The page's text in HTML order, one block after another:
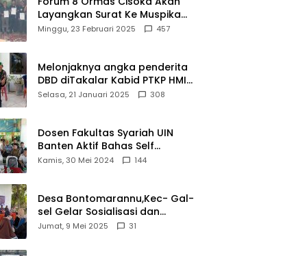
Layangkan Surat Ke Muspika
Atas Adanya Kantor Matel di
Minggu, 23 Februari 2025 457
Melonjaknya angka penderita
DBD diTakalar Kabid PTKP HMI
Cab.Takalar angkat bicara
Selasa, 21 Januari 2025 308
Dosen Fakultas Syariah UIN
Banten Aktif Bahas Self
Declare Halal dalam Forum
Kamis, 30 Mei 2024 144
Desa Bontomarannu,Kec- Gal-
sel Gelar Sosialisasi dan
Bimtek Pemutakhiran Data ID
Jumat, 9 Mei 2025 31